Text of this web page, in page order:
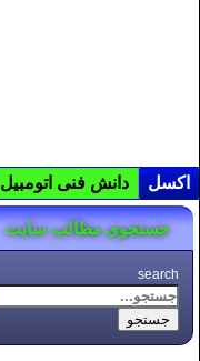
اکسل دانش فنی اتومبیل
جستجوی مطالب سایت
search
جستجو